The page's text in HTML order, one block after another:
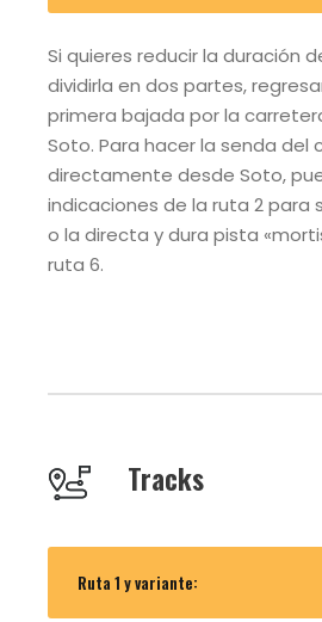
Si quieres reducir la duración
dividirla en dos partes,
primera bajada por la
Soto. Para hacer la senda del
directamente desde Soto,
indicaciones de la ruta 2 para
o la directa y dura pista
ruta 6.
Tracks
Ruta 1 y variante: